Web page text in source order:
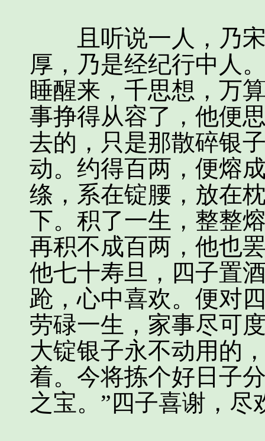
且听说一人，乃宋
厚，乃是经纪行中人
睡醒来，千思想，万
事挣得从容了，他便
去的，只是那散碎银
动。约得百两，便熔
绦，系在锭腰，放在
下。积了一生，整整
再积不成百两，他也
他七十寿旦，四子置
跄，心中喜欢。便对
劳碌一生，家事尽可
大锭银子永不动用的
着。今将拣个好日子
之宝。”四子喜谢，尽